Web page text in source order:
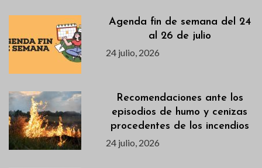
Agenda fin de semana del 24
al 26 de julio
24 julio, 2026
Recomendaciones ante los
episodios de humo y cenizas
procedentes de los incendios
24 julio, 2026